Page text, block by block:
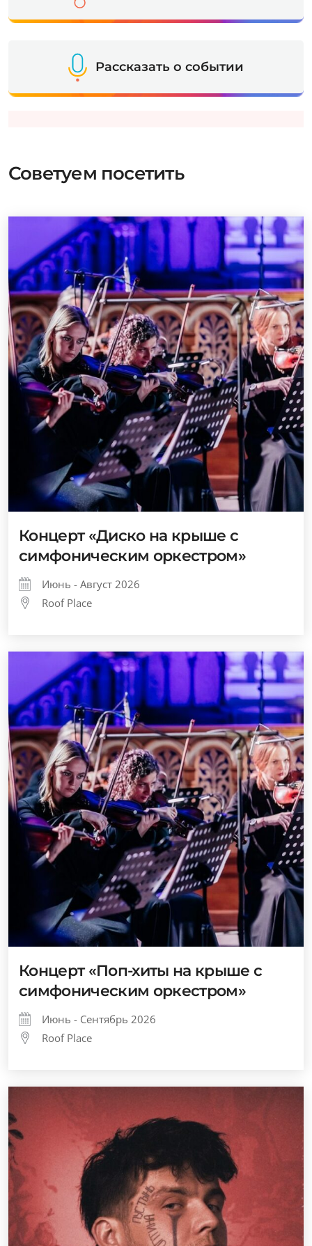
Рассказать о событии
Советуем посетить
Концерт «Диско на крыше с
симфоническим оркестром»
Июнь - Август 2026
Roof Place
Концерт «Поп-хиты на крыше с
симфоническим оркестром»
Июнь - Сентябрь 2026
Roof Place